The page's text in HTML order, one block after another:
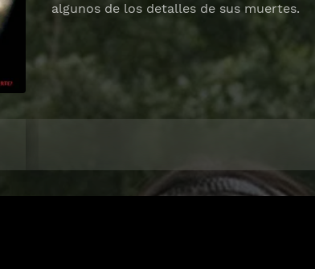
algunos de los detalles de sus muertes.